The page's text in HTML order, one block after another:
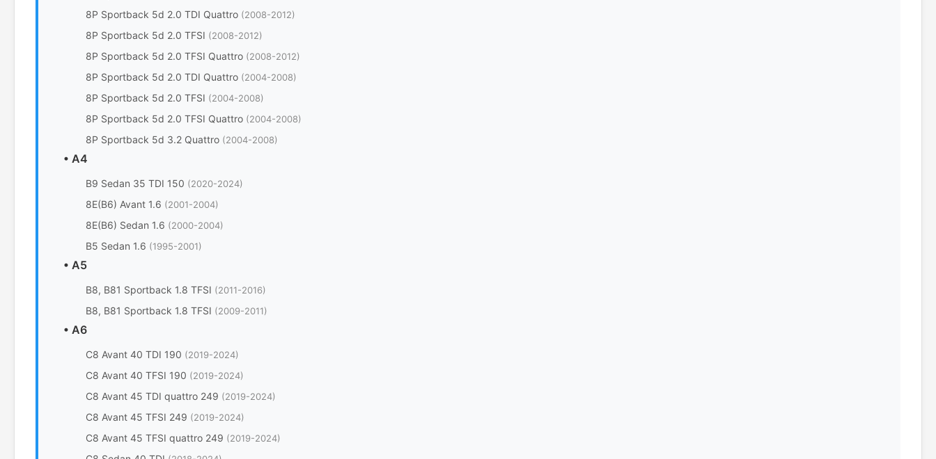
8P Sportback 5d 2.0 TDI Quattro (2008-2012)
8P Sportback 5d 2.0 TFSI (2008-2012)
8P Sportback 5d 2.0 TFSI Quattro (2008-2012)
8P Sportback 5d 2.0 TDI Quattro (2004-2008)
8P Sportback 5d 2.0 TFSI (2004-2008)
8P Sportback 5d 2.0 TFSI Quattro (2004-2008)
8P Sportback 5d 3.2 Quattro (2004-2008)
• A4
B9 Sedan 35 TDI 150 (2020-2024)
8E(B6) Avant 1.6 (2001-2004)
8E(B6) Sedan 1.6 (2000-2004)
B5 Sedan 1.6 (1995-2001)
• A5
B8, B81 Sportback 1.8 TFSI (2011-2016)
B8, B81 Sportback 1.8 TFSI (2009-2011)
• A6
C8 Avant 40 TDI 190 (2019-2024)
C8 Avant 40 TFSI 190 (2019-2024)
C8 Avant 45 TDI quattro 249 (2019-2024)
C8 Avant 45 TFSI 249 (2019-2024)
C8 Avant 45 TFSI quattro 249 (2019-2024)